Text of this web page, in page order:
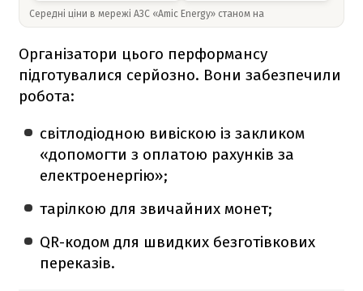
Середні ціни в мережі АЗС «Amic Energy» станом на
Організатори цього перформансу
підготувалися серйозно. Вони забезпечили
робота:
світлодіодною вивіскою із закликом
«допомогти з оплатою рахунків за
електроенергію»;
тарілкою для звичайних монет;
QR-кодом для швидких безготівкових
переказів.